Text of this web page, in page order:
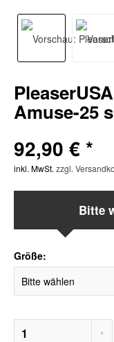
Amuse-25
92,90 € *
inkl. MwSt. zzgl.
Bitte
Größe: